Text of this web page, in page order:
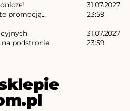
promocją...
31.07.2027
23:59
na podstronie
31.07.2027
23:59